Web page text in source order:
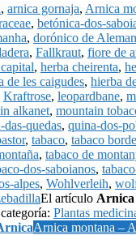
, arnica gornaja, Arnica
, betónica-dos-
, dorónico de
, Fallkraut, fiore de
, herba cheirenta,
de les caigudes, hierba
Kraftrose, leopardbane,
alkanet, mountain
das-quedas, quina-dos-
, tabaco, tabaco borde
, tabaco de
dos-saboianos,
alpes, Wohlverleih,
El artículo Arnica
Plantas
Arnica montana –